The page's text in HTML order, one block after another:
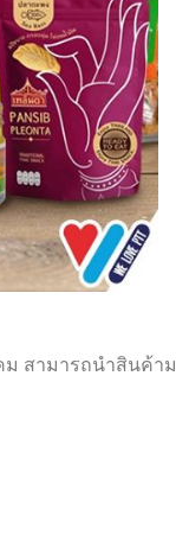
ม สามารถนำสินค้า